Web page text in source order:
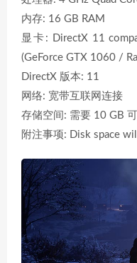
内存: 16 GB RAM
显卡: DirectX 11
(GeForce GTX 1060 /
DirectX 版本: 11
网络: 宽带互联网连接
存储空间: 需要 10 GB
附注事项: Disk space